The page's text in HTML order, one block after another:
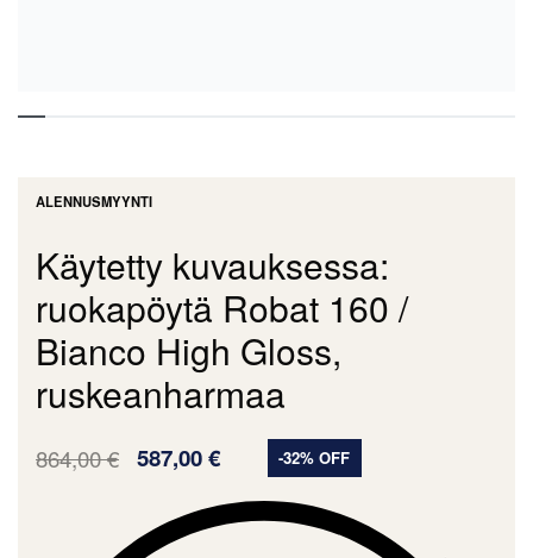
ALENNUSMYYNTI
Käytetty kuvauksessa:
ruokapöytä Robat 160 /
Bianco High Gloss,
ruskeanharmaa
864,00€ 587,00€ -32% OFF